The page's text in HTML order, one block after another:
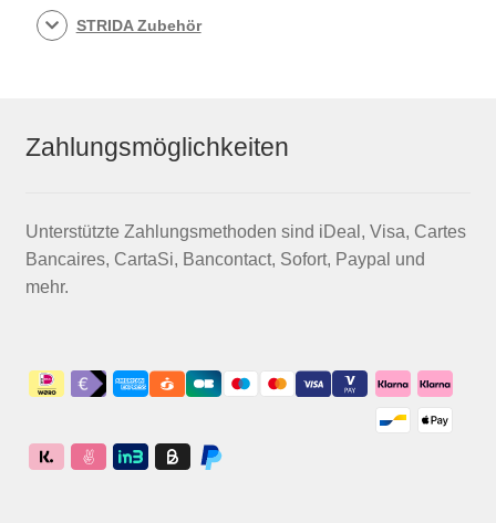
STRIDA Zubehör
Zahlungsmöglichkeiten
Unterstützte Zahlungsmethoden sind iDeal, Visa, Cartes
Bancaires, CartaSi, Bancontact, Sofort, Paypal und
mehr.